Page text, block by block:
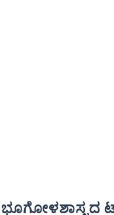
ಭೂಗೋಳಶಾಸ್ತ್ರದ